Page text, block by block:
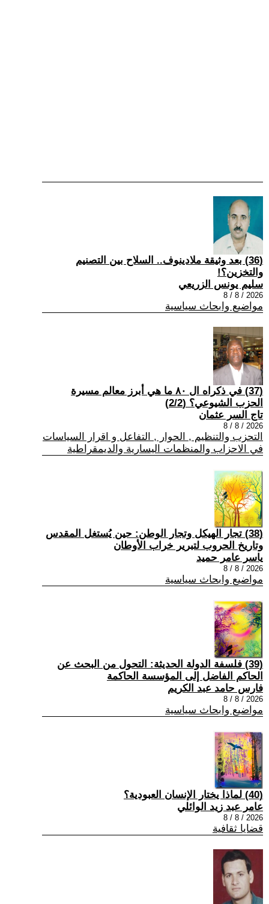
(36) بعد وثيقة ملادينوف.. السلاح بين التصنيم
والتخزين؟!
سليم يونس الزريعي
2026 / 8 / 8
مواضيع وابحاث سياسية
(37) في ذكراه ال ٨٠ ما هي أبرز معالم مسيرة
الحزب الشيوعي؟ (2/2)
تاج السر عثمان
2026 / 8 / 8
التحزب والتنظيم , الحوار , التفاعل و اقرار السياسات
في الاحزاب والمنظمات اليسارية والديمقراطية
(38) تجار الهيكل وتجار الوطن: حين يُستغل المقدس
وتاريخ الحروب لتبرير خراب الأوطان
ياسر عامر حميد
2026 / 8 / 8
مواضيع وابحاث سياسية
(39) فلسفة الدولة الحديثة: التحول من البحث عن
الحاكم الفاضل إلى المؤسسة الحاكمة
فارس حامد عبد الكريم
2026 / 8 / 8
مواضيع وابحاث سياسية
(40) لماذا يختار الإنسان العبودية؟
عامر عبد زيد الوائلي
2026 / 8 / 8
قضايا ثقافية